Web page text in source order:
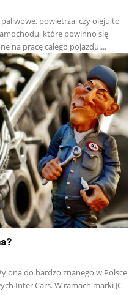
powietrza, czy oleju to
które powinno się
na pracę całego pojazdu....
ona do bardzo znanego w Polsce
Inter Cars. W ramach marki JC